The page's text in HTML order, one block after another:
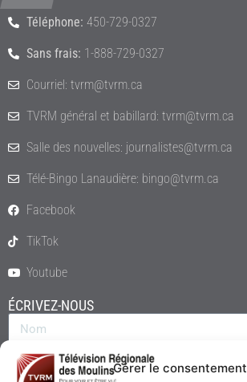
Gérer le consentement
Téléphone: 450-729-0327
Sans frais: 1-888-729-0327
Courriel: tvrm@tvrm.ca
TVRM général et babillard: tvrm@tvrm.ca
Salle des nouvelles: journalistes@tvrm.ca
Télé-Bingo Lanaudière: bingo@tvrm.ca
Facebook
TikTok
Youtube
ÉCRIVEZ-NOUS